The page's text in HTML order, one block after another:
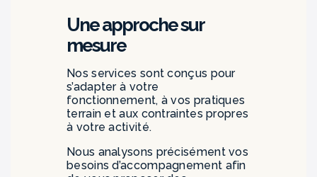
Une approche sur
mesure
Nos services sont conçus pour
s’adapter à votre
fonctionnement, à vos pratiques
terrain et aux contraintes propres
à votre activité.
Nous analysons précisément vos
besoins d’accompagnement afin